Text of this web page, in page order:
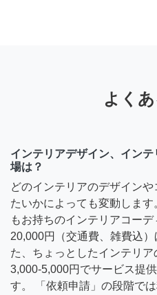
よく
インテリアデザイン、イン
場は？
どのインテリアのデザイン
たいかによっても変動しま
もお持ちのインテリアコーデ
20,000円（交通費、雑費込
た、ちょっとしたインテリア
3,000-5,000円でサービス提
す。 「依頼申請」の段階で